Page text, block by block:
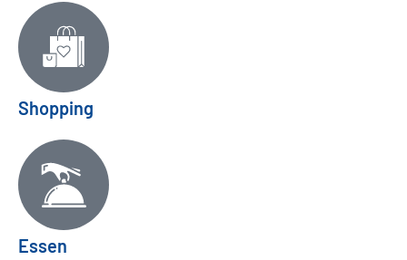
Shopping
Essen